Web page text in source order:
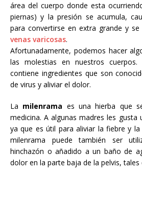
área del cuerpo donde esta
piernas) y la presión se acumula,
para convertirse en extra grande y
venas varicosas.
Afortunadamente, podemos hacer
las molestias en nuestros cuerpos.
contiene ingredientes que son
de virus y aliviar el dolor.
La milenrama es una hierba que
medicina. A algunas madres les gusta
ya que es útil para aliviar la fiebre y
milenrama puede también ser
hinchazón o añadido a un baño de
dolor en la parte baja de la pelvis,